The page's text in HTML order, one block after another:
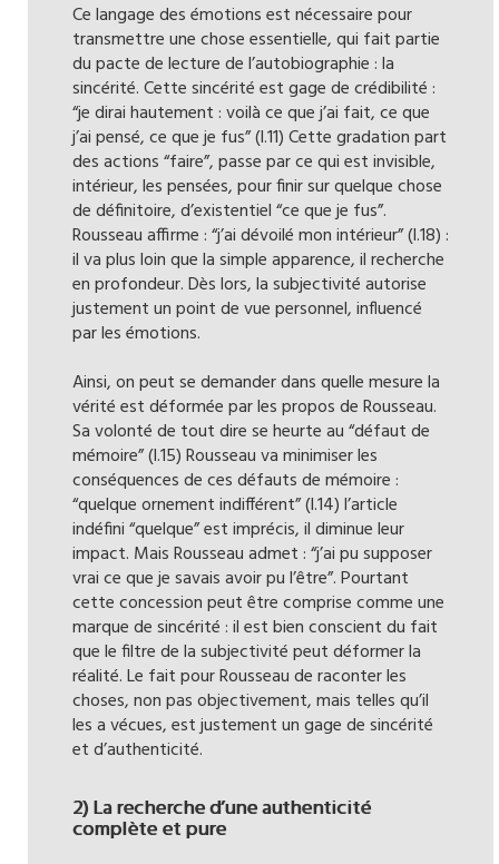
Ce langage des émotions est nécessaire pour
transmettre une chose essentielle, qui fait partie
du pacte de lecture de l’autobiographie : la
sincérité. Cette sincérité est gage de crédibilité :
“je dirai hautement : voilà ce que j’ai fait, ce que
j’ai pensé, ce que je fus” (l.11) Cette gradation part
des actions “faire”, passe par ce qui est invisible,
intérieur, les pensées, pour finir sur quelque chose
de définitoire, d’existentiel “ce que je fus”.
Rousseau affirme : “j’ai dévoilé mon intérieur” (l.18) :
il va plus loin que la simple apparence, il recherche
en profondeur. Dès lors, la subjectivité autorise
justement un point de vue personnel, influencé
par les émotions.
Ainsi, on peut se demander dans quelle mesure la
vérité est déformée par les propos de Rousseau.
Sa volonté de tout dire se heurte au “défaut de
mémoire” (l.15) Rousseau va minimiser les
conséquences de ces défauts de mémoire :
“quelque ornement indifférent” (l.14) l’article
indéfini “quelque” est imprécis, il diminue leur
impact. Mais Rousseau admet : “j’ai pu supposer
vrai ce que je savais avoir pu l’être”. Pourtant
cette concession peut être comprise comme une
marque de sincérité : il est bien conscient du fait
que le filtre de la subjectivité peut déformer la
réalité. Le fait pour Rousseau de raconter les
choses, non pas objectivement, mais telles qu’il
les a vécues, est justement un gage de sincérité
et d’authenticité.
2) La recherche d’une authenticité
complète et pure